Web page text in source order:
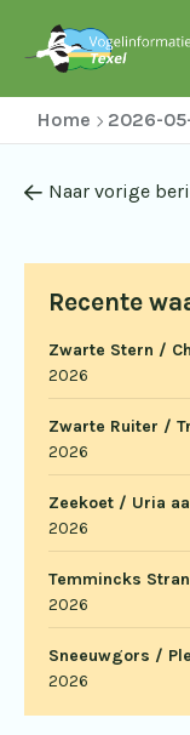
Home 2026-
Recente
Zwarte Stern /
2026
Zwarte Ruiter /
2026
Zeekoet / Uria
2026
Temmincks
2026
Sneeuwgors /
2026
Naar vorige